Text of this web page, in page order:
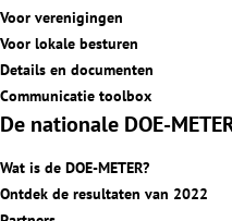
Voor verenigingen
Voor lokale besturen
Details en documenten
Communicatie toolbox
De nationale DOE-
Wat is de DOE-METER?
Ontdek de resultaten van 2022